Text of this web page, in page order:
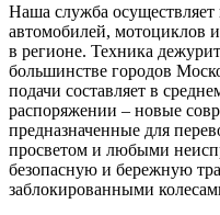
Наша служба
автомобилей, мотоциклов
в регионе. Техника
большинстве городов
подачи составляет в
распоряжении – новые
предназначенные для
просветом и любыми
безопасную и бережную
заблокированными